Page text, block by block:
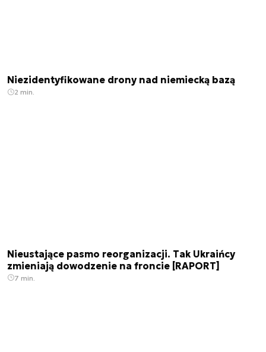
Niezidentyfikowane drony nad niemiecką bazą
2 min.
Nieustające pasmo reorganizacji. Tak Ukraińcy
zmieniają dowodzenie na froncie [RAPORT]
7 min.